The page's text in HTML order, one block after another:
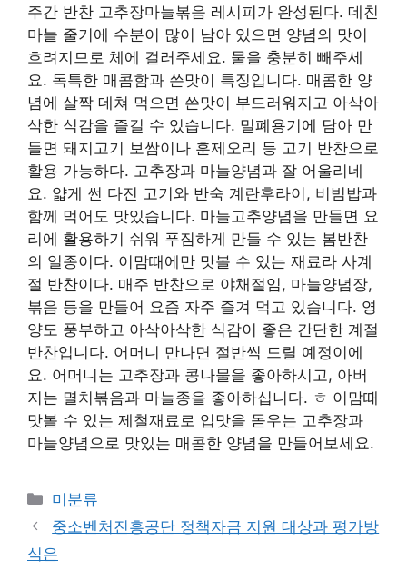
주간 반찬 고추장마늘볶음 레시피가 완성된다. 데친
마늘 줄기에 수분이 많이 남아 있으면 양념의 맛이
흐려지므로 체에 걸러주세요. 물을 충분히 빼주세
요. 독특한 매콤함과 쓴맛이 특징입니다. 매콤한 양
념에 살짝 데쳐 먹으면 쓴맛이 부드러워지고 아삭아
삭한 식감을 즐길 수 있습니다. 밀폐용기에 담아 만
들면 돼지고기 보쌈이나 훈제오리 등 고기 반찬으로
활용 가능하다. 고추장과 마늘양념과 잘 어울리네
요. 얇게 썬 다진 고기와 반숙 계란후라이, 비빔밥과
함께 먹어도 맛있습니다. 마늘고추양념을 만들면 요
리에 활용하기 쉬워 푸짐하게 만들 수 있는 봄반찬
의 일종이다. 이맘때에만 맛볼 수 있는 재료라 사계
절 반찬이다. 매주 반찬으로 야채절임, 마늘양념장,
볶음 등을 만들어 요즘 자주 즐겨 먹고 있습니다. 영
양도 풍부하고 아삭아삭한 식감이 좋은 간단한 계절
반찬입니다. 어머니 만나면 절반씩 드릴 예정이에
요. 어머니는 고추장과 콩나물을 좋아하시고, 아버
지는 멸치볶음과 마늘종을 좋아하십니다. ㅎ 이맘때
맛볼 수 있는 제철재료로 입맛을 돋우는 고추장과
마늘양념으로 맛있는 매콤한 양념을 만들어보세요.
Categories
미분류
중소벤처진흥공단 정책자금 지원 대상과 평가방
식은